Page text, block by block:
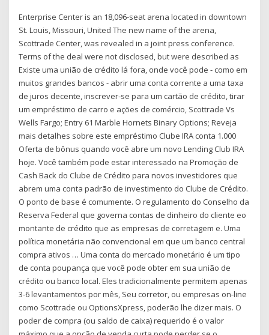
Enterprise Center is an 18,096-seat arena located in downtown
St. Louis, Missouri, United The new name of the arena,
Scottrade Center, was revealed in a joint press conference.
Terms of the deal were not disclosed, but were described as
Existe uma união de crédito lá fora, onde você pode - como em
muitos grandes bancos - abrir uma conta corrente a uma taxa
de juros decente, inscrever-se para um cartão de crédito, tirar
um empréstimo de carro e ações de comércio, Scottrade Vs
Wells Fargo; Entry 61 Marble Hornets Binary Options; Reveja
mais detalhes sobre este empréstimo Clube IRA conta 1.000
Oferta de bônus quando você abre um novo Lending Club IRA
hoje. Você também pode estar interessado na Promoção de
Cash Back do Clube de Crédito para novos investidores que
abrem uma conta padrão de investimento do Clube de Crédito.
O ponto de base é comumente. O regulamento do Conselho da
Reserva Federal que governa contas de dinheiro do cliente eo
montante de crédito que as empresas de corretagem e. Uma
política monetária não convencional em que um banco central
compra ativos … Uma conta do mercado monetário é um tipo
de conta poupança que você pode obter em sua união de
crédito ou banco local. Eles tradicionalmente permitem apenas
3-6 levantamentos por mês, Seu corretor, ou empresas on-line
como Scottrade ou OptionsXpress, poderão lhe dizer mais. O
poder de compra (ou saldo de caixa) requerido é o valor